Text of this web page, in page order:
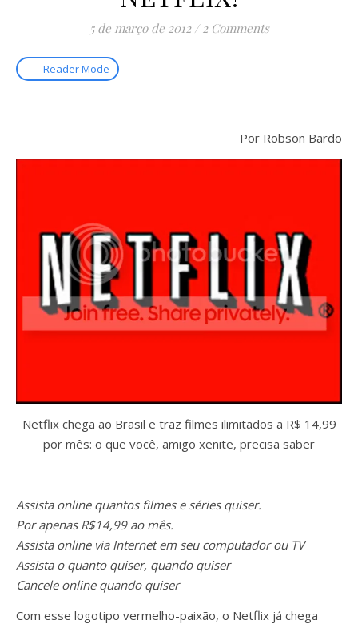
5 de março de 2012 / 2 Comments
Reader Mode
Por Robson Bardo
Netflix chega ao Brasil e traz filmes ilimitados a R$ 14,99
por mês: o que você, amigo xenite, precisa saber
Assista online quantos filmes e séries quiser.
Por apenas R$14,99 ao mês.
Assista online via Internet em seu computador ou TV
Assista o quanto quiser, quando quiser
Cancele online quando quiser
Com esse logotipo vermelho-paixão, o Netflix já chega